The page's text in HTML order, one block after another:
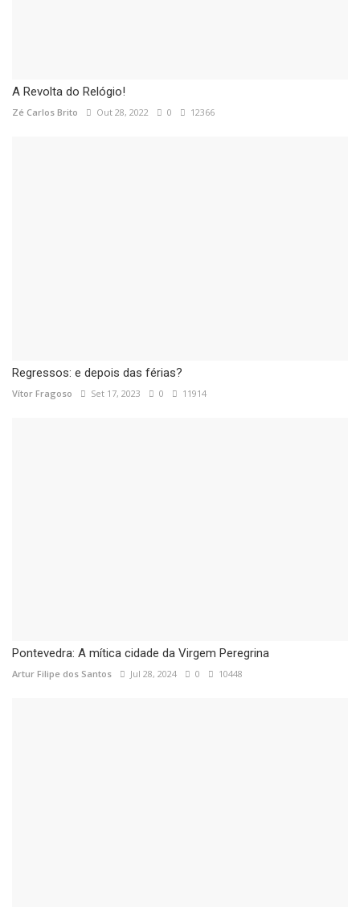
A Revolta do Relógio!
Zé Carlos Brito Out 28, 2022 0 12366
Regressos: e depois das férias?
Vítor Fragoso Set 17, 2023 0 11914
Pontevedra: A mítica cidade da Virgem Peregrina
Artur Filipe dos Santos Jul 28, 2024 0 10448